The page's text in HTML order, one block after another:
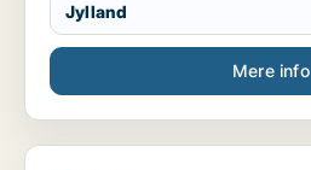
Jylland
Mere info